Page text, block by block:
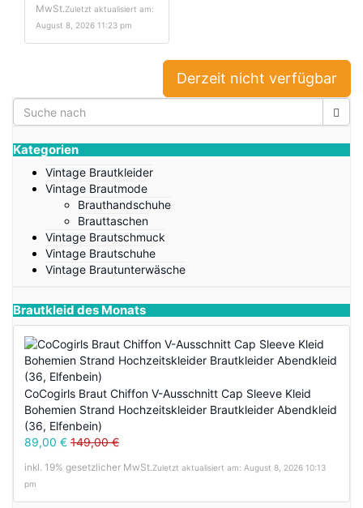
MwSt.Zuletzt aktualisiert am:
August 8, 2026 11:23 pm
Derzeit nicht verfügbar
Kategorien
Vintage Brautkleider
Vintage Brautmode
Brauthandschuhe
Brauttaschen
Vintage Brautschmuck
Vintage Brautschuhe
Vintage Brautunterwäsche
Brautkleid des Monats
CoCogirls Braut Chiffon V-Ausschnitt Cap Sleeve Kleid
Bohemien Strand Hochzeitskleider Brautkleider Abendkleid
(36, Elfenbein)
89,00 € 149,00 €
inkl. 19% gesetzlicher MwSt.Zuletzt aktualisiert am: August 8, 2026 10:13
pm